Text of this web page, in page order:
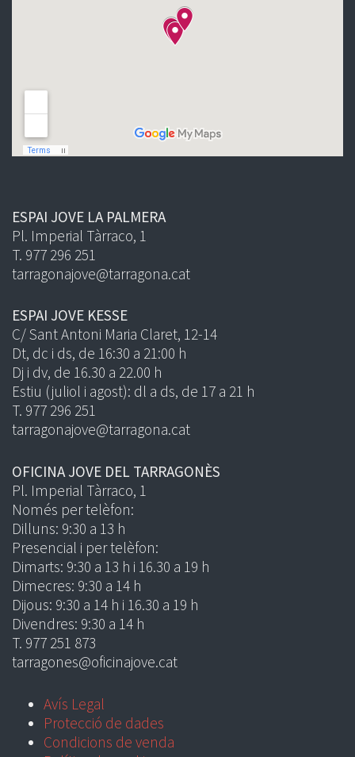
ESPAI JOVE LA PALMERA
Pl. Imperial Tàrraco, 1
T. 977 296 251
tarragonajove@tarragona.cat
ESPAI JOVE KESSE
C/ Sant Antoni Maria Claret, 12-14
Dt, dc i ds, de 16:30 a 21:00 h
Dj i dv, de 16.30 a 22.00 h
Estiu (juliol i agost): dl a ds, de 17 a 21 h
T. 977 296 251
tarragonajove@tarragona.cat
OFICINA JOVE DEL TARRAGONÈS
Pl. Imperial Tàrraco, 1
Només per telèfon:
Dilluns: 9:30 a 13 h
Presencial i per telèfon:
Dimarts: 9:30 a 13 h i 16.30 a 19 h
Dimecres: 9:30 a 14 h
Dijous: 9:30 a 14 h i 16.30 a 19 h
Divendres: 9:30 a 14 h
T. 977 251 873
tarragones@oficinajove.cat
Avís Legal
Protecció de dades
Condicions de venda